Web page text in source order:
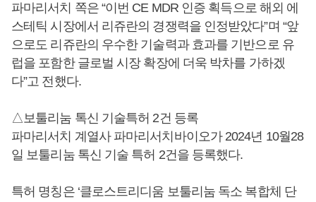
파마리서치 쪽은 “이번 CE MDR 인증 획득으로 해외 에
스테틱 시장에서 리쥬란의 경쟁력을 인정받았다”며 “앞
으로도 리쥬란의 우수한 기술력과 효과를 기반으로 유
럽을 포함한 글로벌 시장 확장에 더욱 박차를 가하겠
다”고 전했다.
△보툴리눔 톡신 기술특허 2건 등록
파마리서치 계열사 파마리서치바이오가 2024년 10월28
일 보툴리눔 톡신 기술 특허 2건을 등록했다.
특허 명칭은 ‘클로스트리디움 보툴리눔 독소 복합체 단